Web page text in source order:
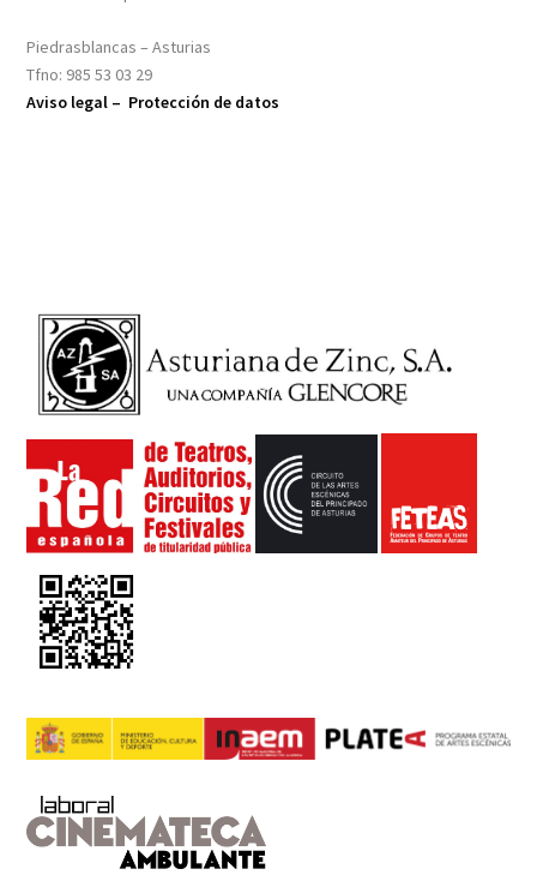
Piedrasblancas – Asturias
Tfno: 985 53 03 29
Aviso legal – Protección de datos